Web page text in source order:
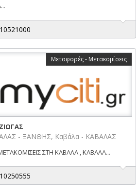
Μεταφορές - Μετακομίσεις
- ΞΑΝΘΗΣ, Καβάλα - ΚΑΒΑΛΑΣ
ΣΤΗ ΚΑΒΑΛΑ , ΚΑΒΑΛΑ...